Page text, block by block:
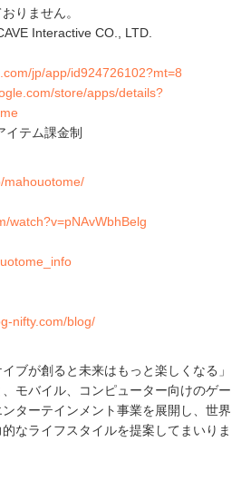
りません。
Interactive CO., LTD.
jp/app/id924726102?mt=8
store/apps/details?
イテム課金制
mahouotome/
watch?v=pNAvWbhBelg
nifty.com/blog/
ブが創ると未来はもっと楽しくなる」
モバイル、コンピューター向けのゲー
ターテインメント事業を展開し、世界
なライフスタイルを提案してまいりま